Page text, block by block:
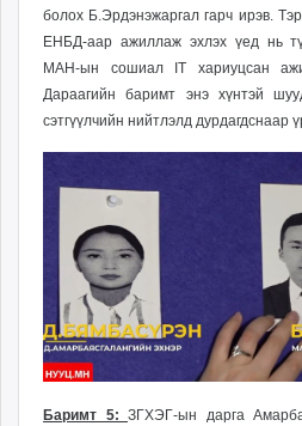
болох Б.Эрдэнэжаргал гарч ирэв.
ЕНБД-аар ажиллаж эхлэх үед нь
МАН-ын сошиал IT хариуцсан
Дараагийн баримт энэ хүнтэй
сэтгүүлчийн нийтлэлд дурдагдснаар
Баримт 5: ЗГХЭГ-ын дарга